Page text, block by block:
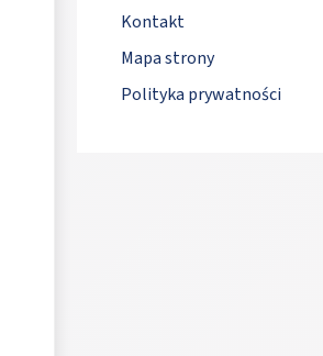
Kontakt
Mapa strony
Polityka prywatności